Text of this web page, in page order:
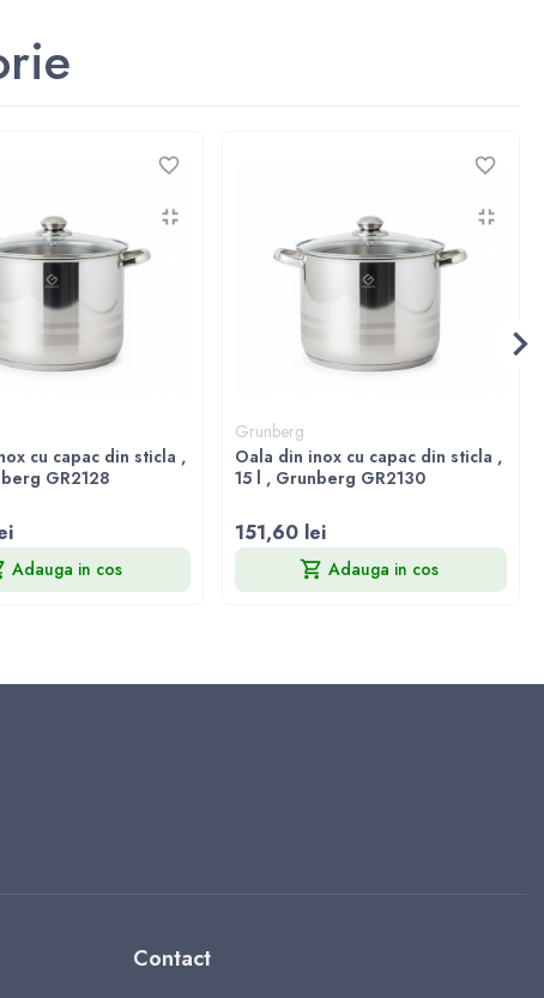
cu capac din sticla ,
GR2128
Adauga in cos
Grunberg
Oala din inox cu capac din sticla ,
15 l , Grunberg GR2130
151,60 lei
Adauga in cos
Contact